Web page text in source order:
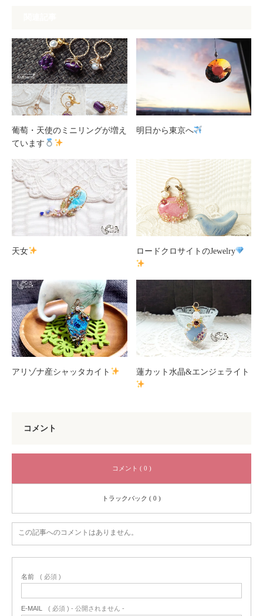
葡萄・天使のミニリングが増え
ています
明日から東京へ
天女 ロードクロサイトのJewelry
アリゾナ産シャッタカイト 蓮カット水晶&エンジェライト
コメント
コメント ( 0 )
トラックバック ( 0 )
この記事へのコメントはありません。
名前 ( 必須 )
E-MAIL ( 必須 ) - 公開されません -